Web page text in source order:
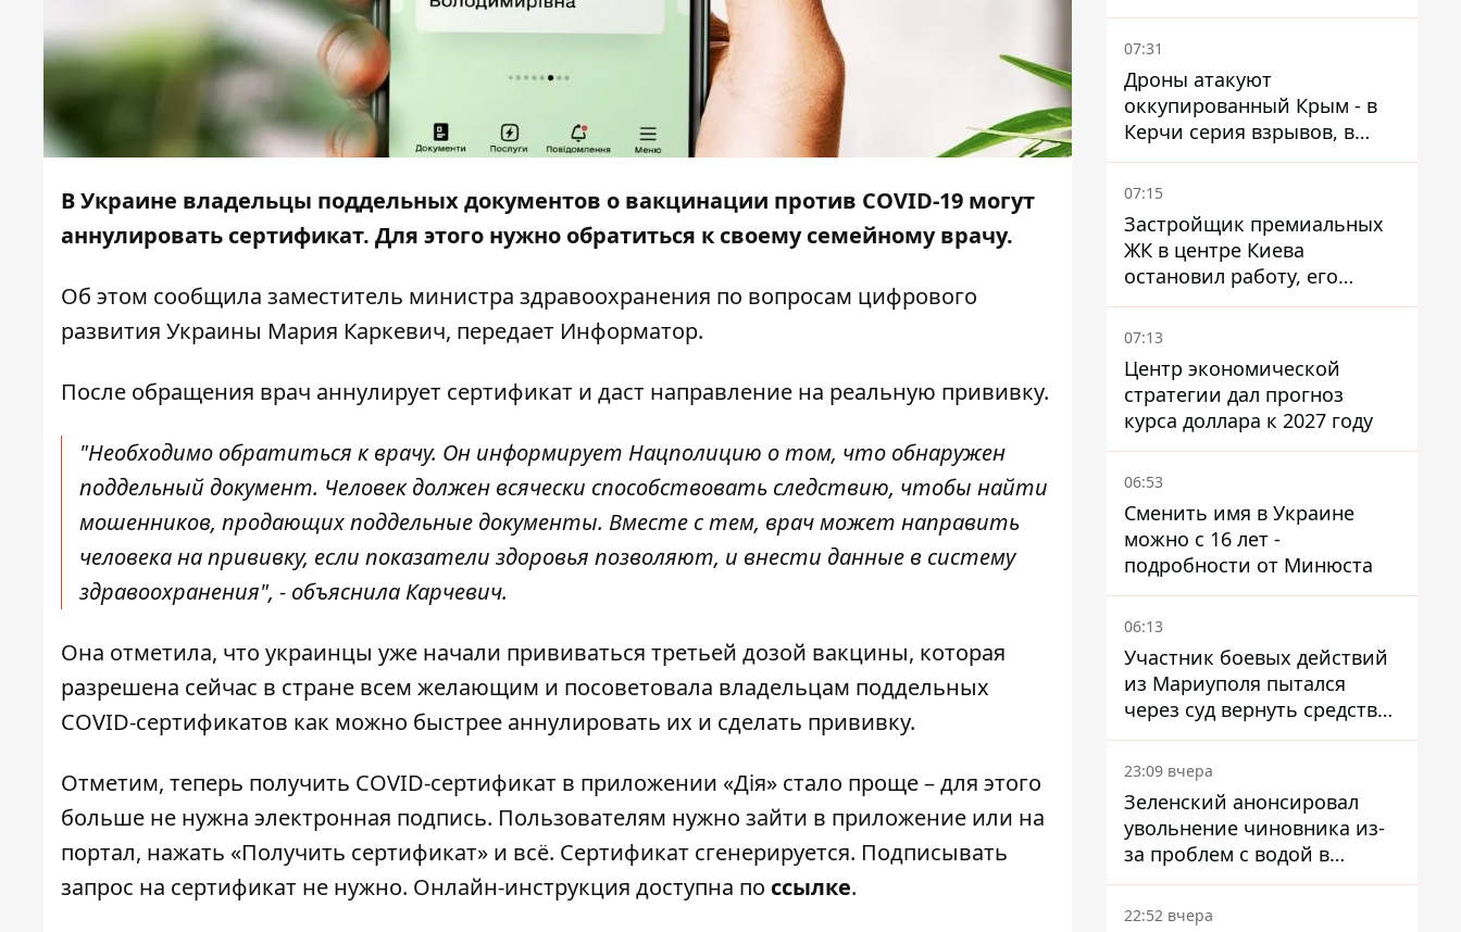
В Украине владельцы поддельных документов о вакцинации против COVID-19 могут
аннулировать сертификат. Для этого нужно обратиться к своему семейному врачу.
Об этом сообщила заместитель министра здравоохранения по вопросам цифрового
развития Украины Мария Каркевич, передает Информатор.
После обращения врач аннулирует сертификат и даст направление на реальную прививку.
"Необходимо обратиться к врачу. Он информирует Нацполицию о том, что обнаружен
поддельный документ. Человек должен всячески способствовать следствию, чтобы найти
мошенников, продающих поддельные документы. Вместе с тем, врач может направить
человека на прививку, если показатели здоровья позволяют, и внести данные в систему
здравоохранения", - объяснила Карчевич.
Она отметила, что украинцы уже начали прививаться третьей дозой вакцины, которая
разрешена сейчас в стране всем желающим и посоветовала владельцам поддельных
COVID-сертификатов как можно быстрее аннулировать их и сделать прививку.
Отметим, теперь получить COVID-сертификат в приложении «Дія» стало проще – для этого
больше не нужна электронная подпись. Пользователям нужно зайти в приложение или на
портал, нажать «Получить сертификат» и всё. Сертификат сгенерируется. Подписывать
запрос на сертификат не нужно. Онлайн-инструкция доступна по ссылке.
07:31
Дроны атакуют
оккупированный Крым - в
Керчи серия взрывов, в
Феодосии пожар
07:15
Застройщик премиальных
ЖК в центре Киева
остановил работу, его
руководители сбежали из
Украины - Bihus.info
07:13
Центр экономической
стратегии дал прогноз
курса доллара к 2027 году
06:53
Сменить имя в Украине
можно с 16 лет -
подробности от Минюста
06:13
Участник боевых действий
из Мариуполя пытался
через суд вернуть средства
субсидии со счета в
Ощадбанке – каким было
решение
23:09 вчера
Зеленский анонсировал
увольнение чиновника из-
за проблем с водой в
Марганце
22:52 вчера